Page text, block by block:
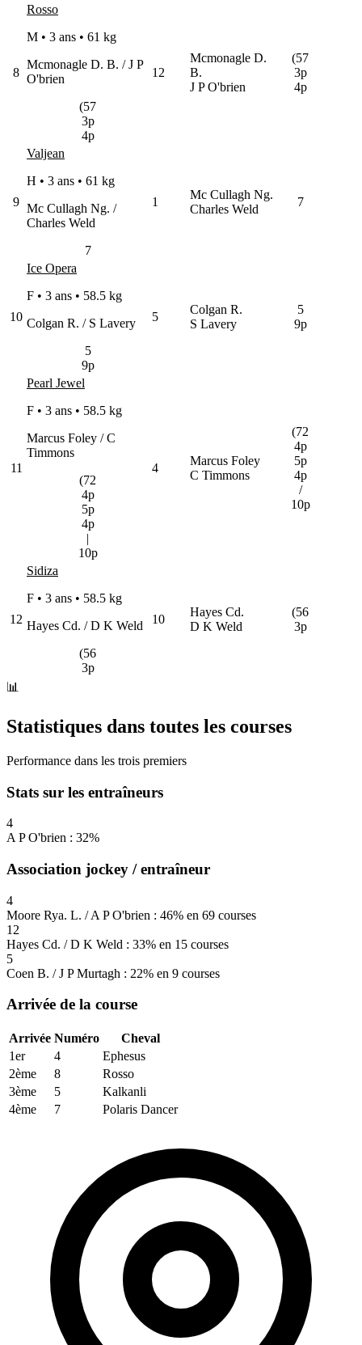
8
Rosso
M • 3 ans • 61 kg
Mcmonagle D. B. / J P
O'brien
(57
3p
4p
12
Mcmonagle D.
B.
J P O'brien
(57
3p
4p
9
Valjean
H • 3 ans • 61 kg
Mc Cullagh Ng. /
Charles Weld
7
1
Mc Cullagh Ng.
Charles Weld
7
10
Ice Opera
F • 3 ans • 58.5 kg
Colgan R. / S Lavery
5
9p
5
Colgan R.
S Lavery
5
9p
11
Pearl Jewel
F • 3 ans • 58.5 kg
Marcus Foley / C
Timmons
(72
4p
5p
4p
|
10p
4
Marcus Foley
C Timmons
(72
4p
5p
4p
/
10p
12
Sidiza
F • 3 ans • 58.5 kg
Hayes Cd. / D K Weld
(56
3p
10
Hayes Cd.
D K Weld
(56
3p
📊
Statistiques dans toutes les courses
Performance dans les trois premiers
Stats sur les entraîneurs
4
A P O'brien : 32%
Association jockey / entraîneur
4
Moore Rya. L. / A P O'brien : 46% en 69 courses
12
Hayes Cd. / D K Weld : 33% en 15 courses
5
Coen B. / J P Murtagh : 22% en 9 courses
Arrivée de la course
Arrivée Numéro
Cheval
1er
4
Ephesus
2ème
8
Rosso
3ème
5
Kalkanli
4ème
7 Polaris Dancer